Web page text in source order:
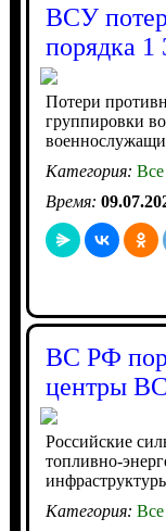
ВСУ
порядка 1
Потери
группировки
Категория: Все
Время:
ВС РФ
центры
Российские
топливно-
Категория: Все